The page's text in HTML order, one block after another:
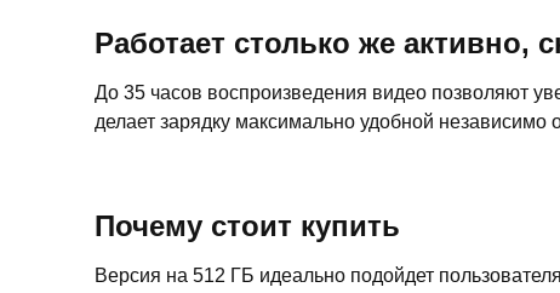
Работает столько же активно,
До 35 часов воспроизведения видео позволяют
делает зарядку максимально удобной независимо
Почему стоит купить
Версия на 512 ГБ идеально подойдет